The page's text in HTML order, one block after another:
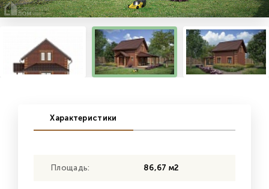
Характеристики
Площадь: 86,67 м2